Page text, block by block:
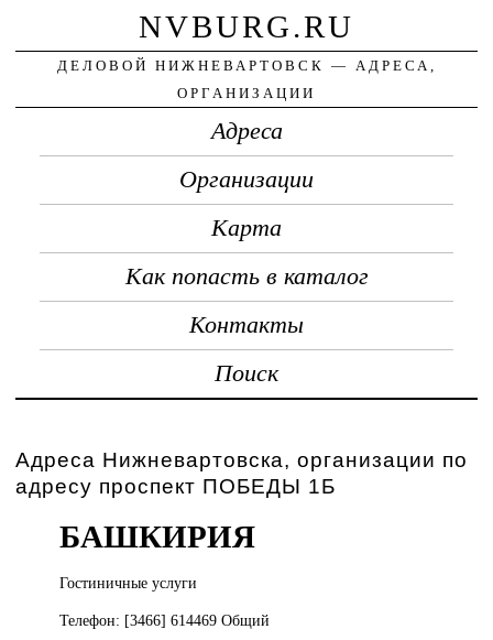
NVBURG.RU
ДЕЛОВОЙ НИЖНЕВАРТОВСК — АДРЕСА,
ОРГАНИЗАЦИИ
Адреса
Организации
Карта
Как попасть в каталог
Контакты
Поиск
Адреса Нижневартовска, организации по
адресу проспект ПОБЕДЫ 1Б
БАШКИРИЯ
Гостиничные услуги
Телефон: [3466] 614469 Общий